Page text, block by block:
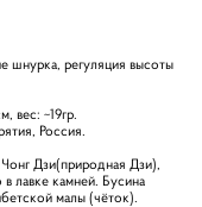
шнурка, регуляция высоты
вес: ~19гр.
Россия.
Дзи(природная Дзи),
лавке камней. Бусина
малы (чёток).